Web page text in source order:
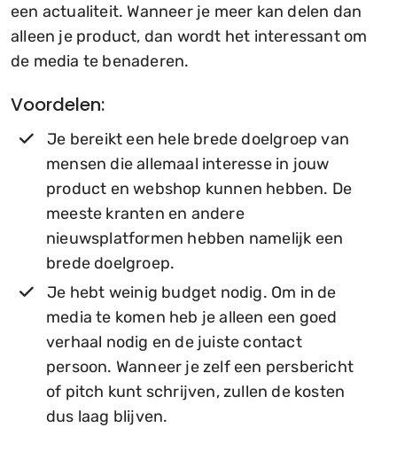
een actualiteit. Wanneer je meer kan delen dan
alleen je product, dan wordt het interessant om
de media te benaderen.
Voordelen:
Je bereikt een hele brede doelgroep van
mensen die allemaal interesse in jouw
product en webshop kunnen hebben. De
meeste kranten en andere
nieuwsplatformen hebben namelijk een
brede doelgroep.
Je hebt weinig budget nodig. Om in de
media te komen heb je alleen een goed
verhaal nodig en de juiste contact
persoon. Wanneer je zelf een persbericht
of pitch kunt schrijven, zullen de kosten
dus laag blijven.